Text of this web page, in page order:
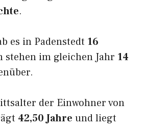
.
es in Padenstedt 16
stehen im gleichen Jahr 14
der Einwohner von
42,50 Jahre und liegt